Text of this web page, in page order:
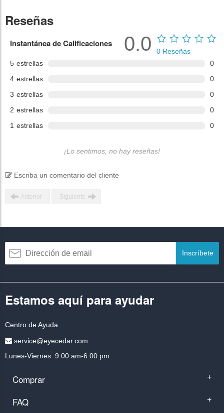
Reseñas
Instantánea de Calificaciones
5 estrellas
0
4 estrellas
0
3 estrellas
0
2 estrellas
0
1 estrellas 0
0.0 0 Reseñas
¡Lo sentimos, no hay reseñas!
Escriba un comentario del cliente
Anterior Siguiente
Inscríbete
Estamos aquí para ayudar
Centro de Ayuda
service@eyecedar.com
Lunes-Viernes: 9:00 am-6:00 pm
Comprar +
FAQ +